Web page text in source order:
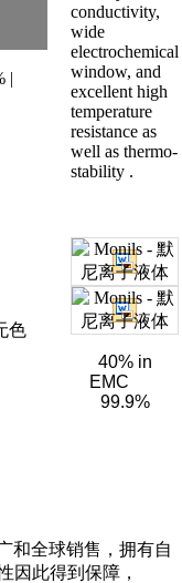
conductivity,
wide
electrochemical
window, and
excellent high
temperature
resistance as
well as thermo-
stability .
40% in
EMC
99.9%
|
色
和全球销售，拥有自
因此得到保障，